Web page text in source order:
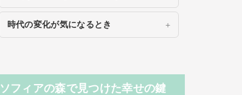
時代の変化が気になるとき
ソフィアの森で見つけた幸せの鍵